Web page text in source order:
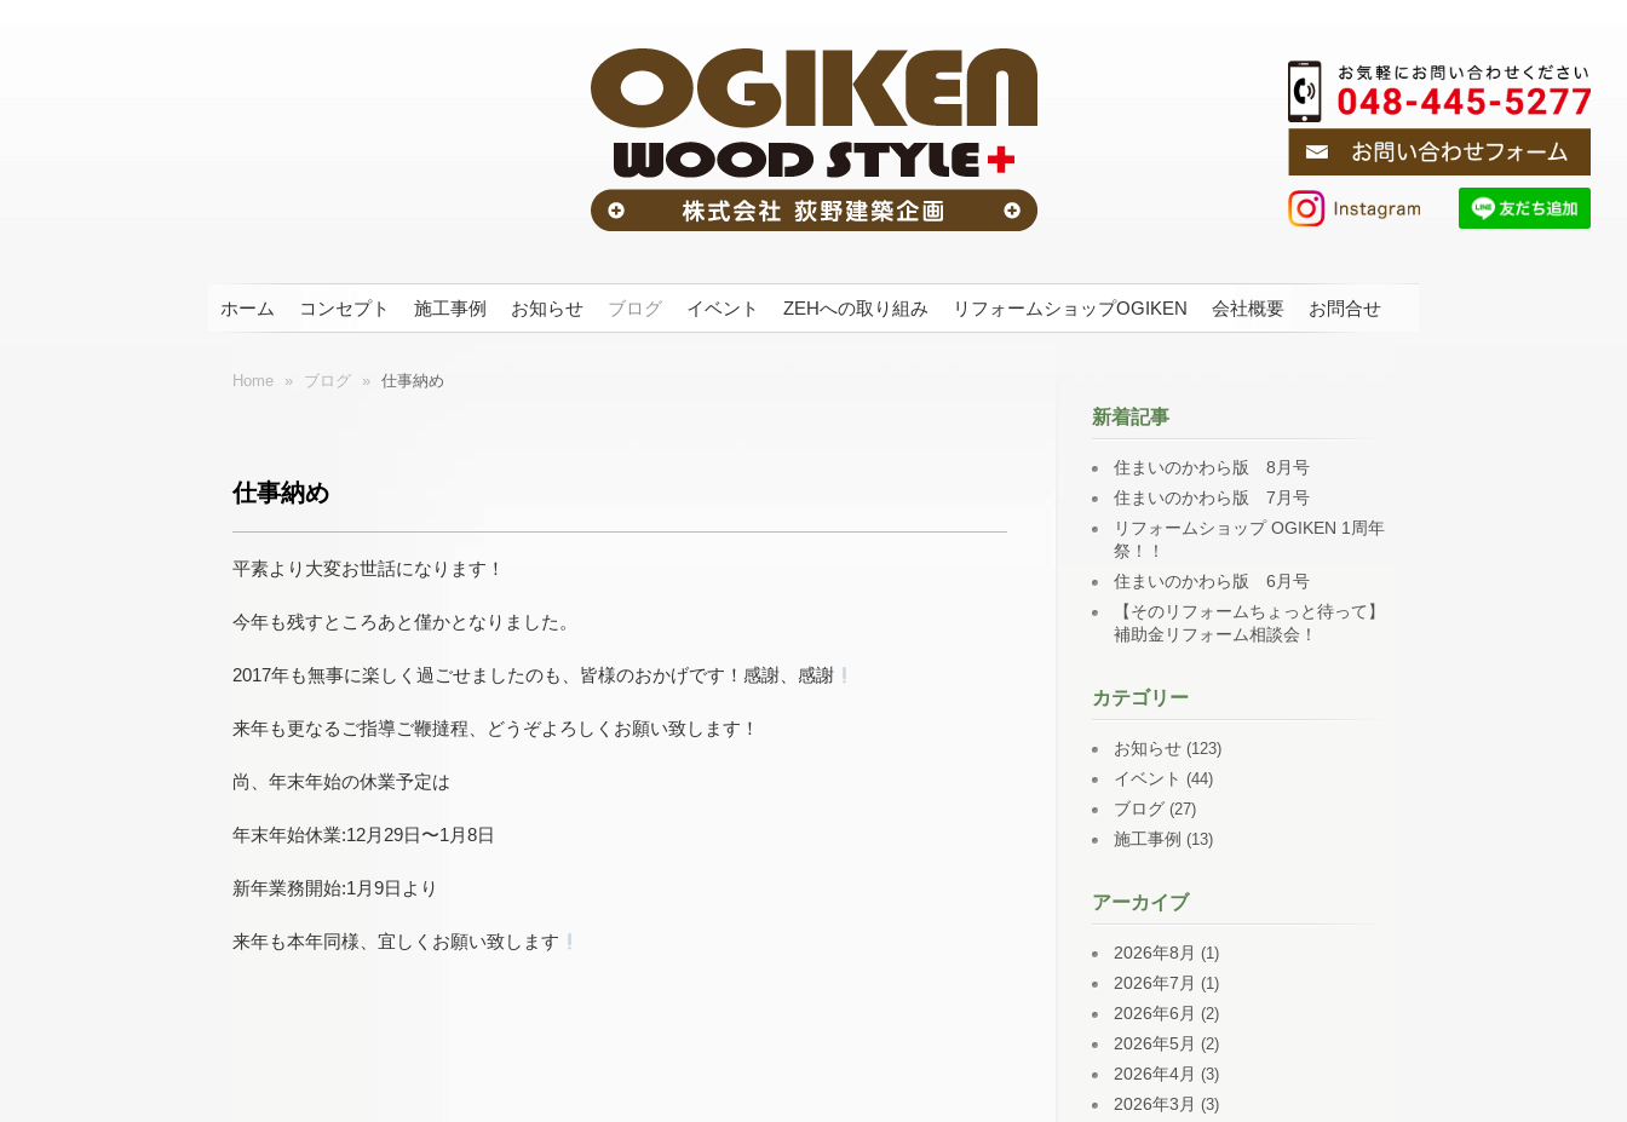
ホーム コンセプト 施工事例 お知らせ ブログ イベント ZEHへの取り組み リフォームショップOGIKEN 会社概要 お問合せ
Home » ブログ » 仕事納め
仕事納め
平素より大変お世話になります！
今年も残すところあと僅かとなりました。
2017年も無事に楽しく過ごせましたのも、皆様のおかげです！感謝、感謝
来年も更なるご指導ご鞭撻程、どうぞよろしくお願い致します！
尚、年末年始の休業予定は
年末年始休業:12月29日〜1月8日
新年業務開始:1月9日より
来年も本年同様、宜しくお願い致します
新着記事
住まいのかわら版 8月号
住まいのかわら版 7月号
リフォームショップ OGIKEN 1周年
祭！！
住まいのかわら版 6月号
【そのリフォームちょっと待って】
補助金リフォーム相談会！
カテゴリー
お知らせ (123)
イベント (44)
ブログ (27)
施工事例 (13)
アーカイブ
2026年8月 (1)
2026年7月 (1)
2026年6月 (2)
2026年5月 (2)
2026年4月 (3)
2026年3月 (3)